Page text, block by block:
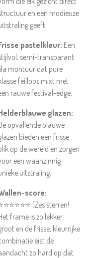
en een modieuze
geeft.
pastelkleur: Een
semi-transparant
lila montuur dat pure
feilloos mixt met
rauwe festival-edge.
glazen:
opvallende blauwe
bieden een frisse
op de wereld en zorgen
een waanzinnig
uitstraling.
score:
(Zes sterren!
frame is zo lekker
en de frisse, kleurrijke
eist de
zo hard op dat